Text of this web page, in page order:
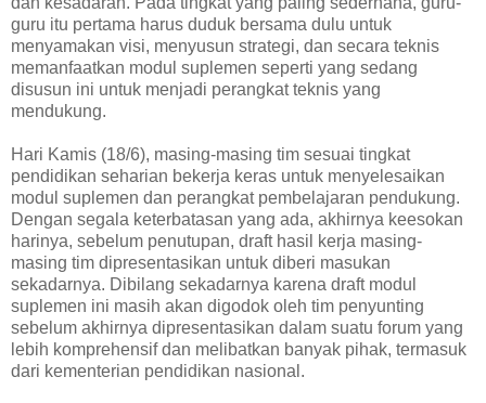
guru itu pertama harus duduk bersama dulu untuk
menyamakan visi, menyusun strategi, dan secara teknis
memanfaatkan modul suplemen seperti yang sedang
disusun ini untuk menjadi perangkat teknis yang
mendukung.
Hari Kamis (18/6), masing-masing tim sesuai tingkat
pendidikan seharian bekerja keras untuk menyelesaikan
modul suplemen dan perangkat pembelajaran pendukung.
Dengan segala keterbatasan yang ada, akhirnya keesokan
harinya, sebelum penutupan, draft hasil kerja masing-
masing tim dipresentasikan untuk diberi masukan
sekadarnya. Dibilang sekadarnya karena draft modul
suplemen ini masih akan digodok oleh tim penyunting
sebelum akhirnya dipresentasikan dalam suatu forum yang
lebih komprehensif dan melibatkan banyak pihak, termasuk
dari kementerian pendidikan nasional.